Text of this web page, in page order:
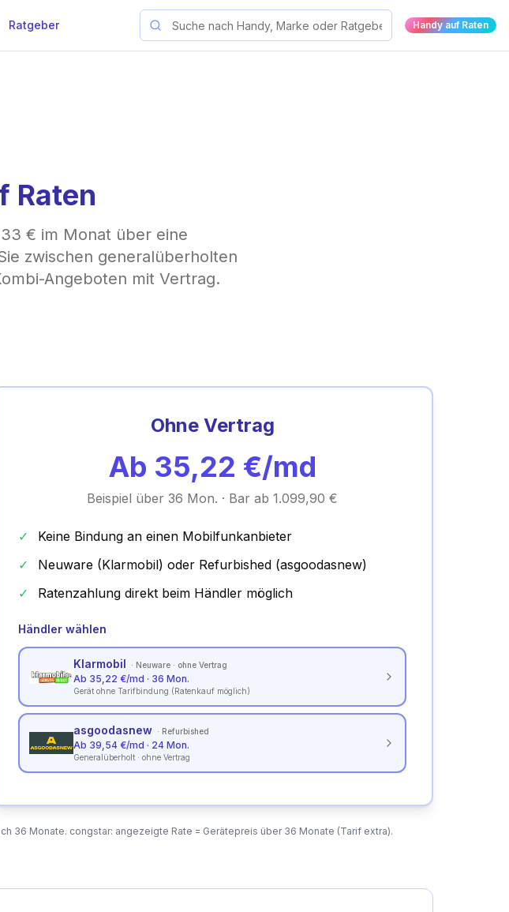
Ratgeber Handy auf Raten
Raten
€ im Monat über eine
zwischen generalüberholten
Angeboten mit Vertrag.
Ohne Vertrag
Ab 35,22 €/md
Beispiel über 36 Mon. · Bar ab 1.099,90 €
✓
Keine Bindung an einen Mobilfunkanbieter
✓
Neuware (Klarmobil) oder Refurbished (asgoodasnew)
✓
Ratenzahlung direkt beim Händler möglich
Händler wählen
Klarmobil · Neuware · ohne Vertrag
Ab 35,22 €/md · 36 Mon.
Gerät ohne Tarifbindung (Ratenkauf möglich)
asgoodasnew · Refurbished
Ab 39,54 €/md · 24 Mon.
Generalüberholt · ohne Vertrag
36 Monate. congstar: angezeigte Rate = Gerätepreis über 36 Monate (Tarif extra).